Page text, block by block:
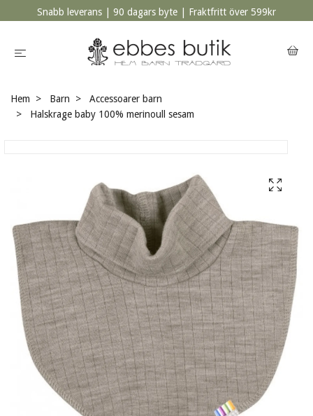
Snabb leverans | 90 dagars byte | Fraktfritt över 599kr
Hem Barn
Accessoarer barn
Halskrage baby 100% merinoull sesam